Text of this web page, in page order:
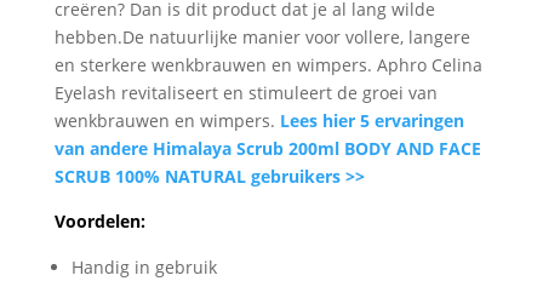
creëren? Dan is dit product dat je al lang wilde
hebben.De natuurlijke manier voor vollere, langere
en sterkere wenkbrauwen en wimpers. Aphro Celina
Eyelash revitaliseert en stimuleert de groei van
wenkbrauwen en wimpers. Lees hier 5 ervaringen
van andere Himalaya Scrub 200ml BODY AND FACE
SCRUB 100% NATURAL gebruikers >>
Voordelen:
Handig in gebruik